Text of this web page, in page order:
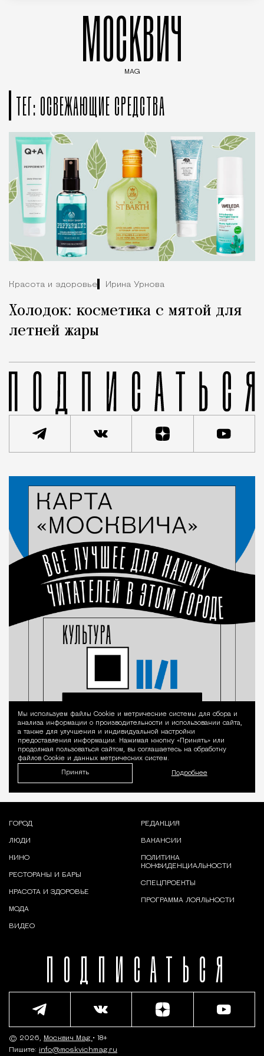
МОСКВИЧ
MAG
ТЕГ: ОСВЕЖАЮЩИЕ СРЕДСТВА
Красота и здоровье Ирина Урнова
Холодок: косметика с мятой для
летней жары
Уведомление
Мы используем файлы Сookie и метрические системы для сбора и
анализа информации о производительности и использовании сайта,
а также для улучшения и индивидуальной настройки
предоставления информации. Нажимая кнопку «Принять» или
продолжая пользоваться сайтом, вы соглашаетесь на обработку
файлов Cookie и данных метрических систем.
Принять Подробнее
ПОДПИСАТЬСЯ
ГОРОД
ЛЮДИ
КИНО
РЕСТОРАНЫ И БАРЫ
КРАСОТА И ЗДОРОВЬЕ
МОДА
ВИДЕО
РЕДАКЦИЯ
ВАКАНСИИ
ПОЛИТИКА
КОНФИДЕНЦИАЛЬНОСТИ
СПЕЦПРОЕКТЫ
ПРОГРАММА ЛОЯЛЬНОСТИ
© 2026, Москвич Mag • 18+
Пишите: info@moskvichmag.ru